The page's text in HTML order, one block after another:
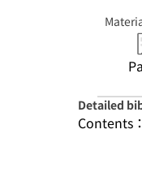
Detailed
Contents：